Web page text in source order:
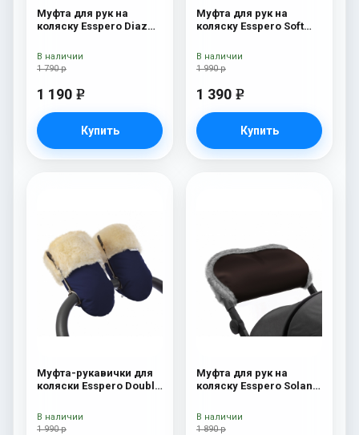
Муфта для рук на
коляску Esspero Diaz
Beige
1 790 р
1 190 e
Купить
В наличии
Муфта для рук на
коляску Esspero Soft
1 990 р
1 390 e
Купить
В наличии
Муфта-рукавички для
коляски Esspero Double
Navy
1 990 р
В наличии
Муфта для рук на
коляску Esspero Solana
Brown
1 890 р
В наличии